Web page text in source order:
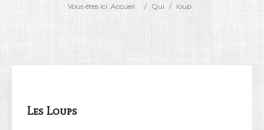
CatégorieVous êtes ici :Accueil / Qui / loup
Les Loups